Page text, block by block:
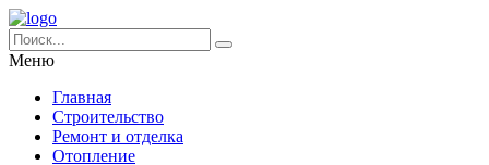
Меню
Главная
Строительство
Ремонт и отделка
Отопление